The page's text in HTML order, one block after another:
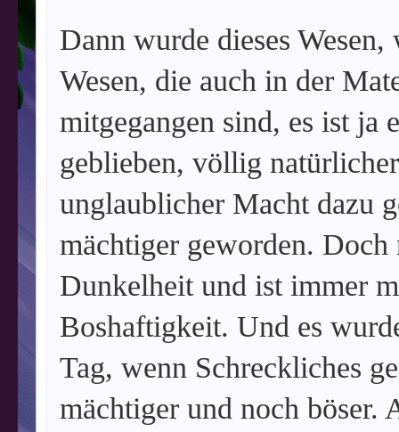
Dann wurde dieses
Wesen, die auch in der
mitgegangen sind, es ist ja
geblieben, völlig
unglaublicher Macht dazu
mächtiger geworden.
Dunkelheit und ist immer
Boshaftigkeit. Und es
Tag, wenn Schreckliches
mächtiger und noch böser.